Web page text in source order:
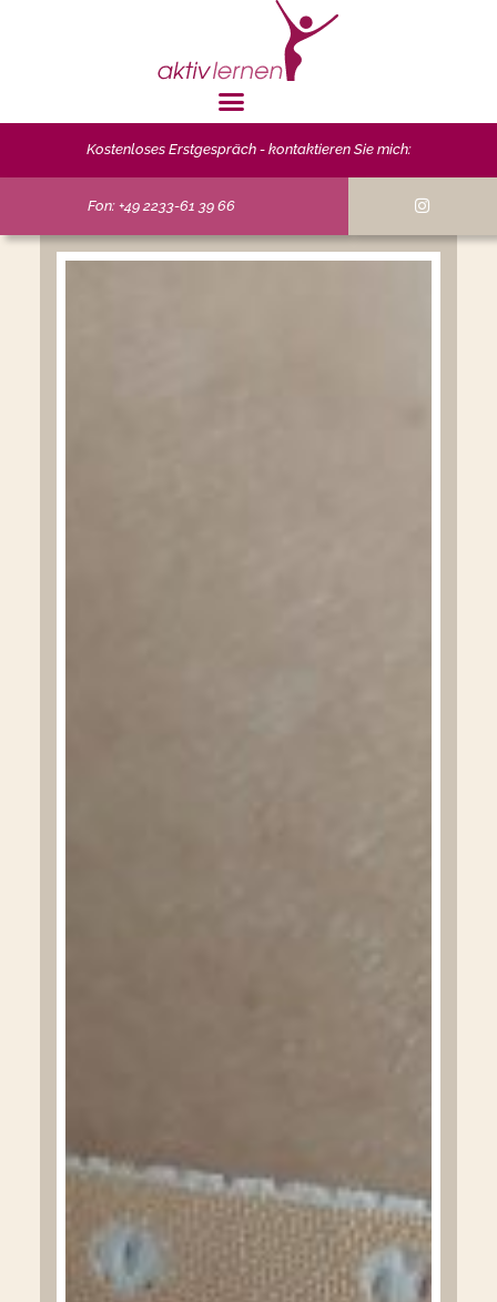
Kostenloses Erstgespräch - kontaktieren Sie mich:
Fon: +49 2233-61 39 66